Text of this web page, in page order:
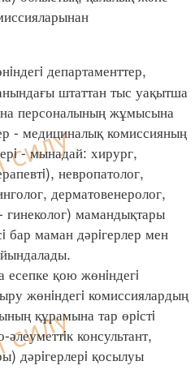
департаменттер,
штаттан тыс уақытша
персоналының жұмысына
- медициналық комиссияның
- мынадай: хирург,
невропатолог,
дерматовенеролог,
мамандықтары
маман дәрiгерлер мен
қою жөнiндегi
жөнiндегi комиссиялардың
құрамына тар өрiстi
консультант,
дәрiгерлерi қосылуы